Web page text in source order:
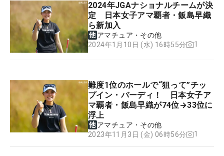
2024年JGAナショナルチームが決
定 日本女子アマ覇者・飯島早織
ら新加入
アマチュア・その他
2024年1月10日 (水) 16時55分
1
難度1位のホールで“狙って”チッ
プイン・バーディ！ 日本女子ア
マ覇者・飯島早織が74位→33位に
浮上
アマチュア・その他
2023年11月3日 (金) 06時56分
1